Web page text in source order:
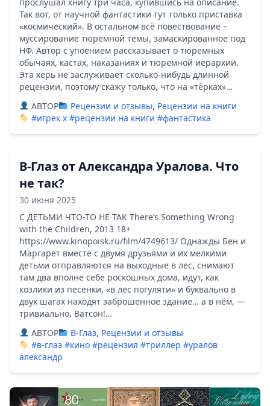
Так вот, от научной фантастики тут только приставка
«космический». В остальном всё повествование –
муссирование тюремной темы, замаскированное под
НФ. Автор с упоением рассказывает о тюремных
обычаях, кастах, наказаниях и тюремной иерархии.
Эта херь не заслуживает сколько-нибудь длинной
рецензии, поэтому скажу только, что на «тёрках»…
ABTOP
Рецензии и отзывы, Рецензии на книги
#игрек х #рецензии на книги #фантастика
В-Глаз от Александра Уралова. Что
не так?
30 июня 2025
С ДЕТЬМИ ЧТО-ТО НЕ ТАК There’s Something Wrong
with the Children, 2013 18+
https://www.kinopoisk.ru/film/4749613/ Однажды Бен и
Маргарет вместе с двумя друзьями и их мелкими
детьми отправляются на выходные в лес, снимают
там два вполне себе роскошных дома, идут, как
козлики из песенки, «в лес погуляти» и буквально в
двух шагах находят заброшенное здание… а в нём, —
тривиально, Ватсон!…
ABTOP
В-Глаз, Рецензии и отзывы
#в-глаз #кино #рецензия #триллер #уралов
александр